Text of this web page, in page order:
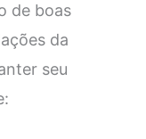
de boas
da
seu